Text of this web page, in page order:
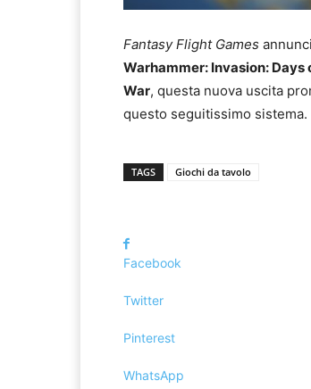
Fantasy Flight Games
Warhammer: Invasion: Days
War, questa nuova uscita
questo seguitissimo sistema.
TAGS Giochi da tavolo
Facebook
Twitter
Pinterest
WhatsApp